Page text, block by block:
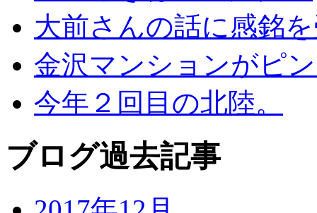
大前さんの話に感銘
金沢マンションがピ
今年２回目の北陸。
ブログ過去記事